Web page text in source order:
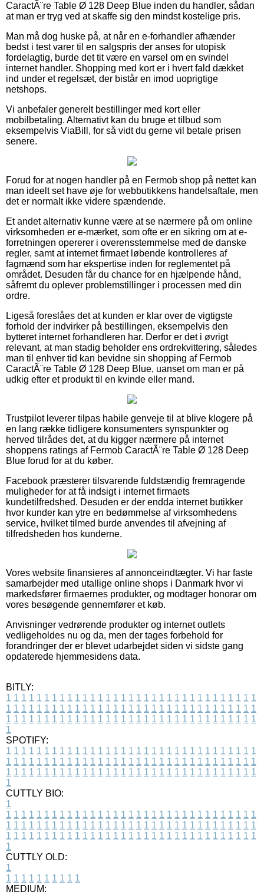
CaractÃ¨re Table Ø 128 Deep Blue inden du handler, sådan
at man er tryg ved at skaffe sig den mindst kostelige pris.
Man må dog huske på, at når en e-forhandler afhænder
bedst i test varer til en salgspris der anses for utopisk
fordelagtig, burde det tit være en varsel om en svindel
internet handler. Shopping med kort er i hvert fald dækket
ind under et regelsæt, der bistår en imod uoprigtige
netshops.
Vi anbefaler generelt bestillinger med kort eller
mobilbetaling. Alternativt kan du bruge et tilbud som
eksempelvis ViaBill, for så vidt du gerne vil betale prisen
senere.
Forud for at nogen handler på en Fermob shop på nettet kan
man ideelt set have øje for webbutikkens handelsaftale, men
det er normalt ikke videre spændende.
Et andet alternativ kunne være at se nærmere på om online
virksomheden er e-mærket, som ofte er en sikring om at e-
forretningen opererer i overensstemmelse med de danske
regler, samt at internet firmaet løbende kontrolleres af
fagmænd som har ekspertise inden for reglementet på
området. Desuden får du chance for en hjælpende hånd,
såfremt du oplever problemstillinger i processen med din
ordre.
Ligeså foreslåes det at kunden er klar over de vigtigste
forhold der indvirker på bestillingen, eksempelvis den
bytteret internet forhandleren har. Derfor er det i øvrigt
relevant, at man stadig beholder ens ordrekvittering, således
man til enhver tid kan bevidne sin shopping af Fermob
CaractÃ¨re Table Ø 128 Deep Blue, uanset om man er på
udkig efter et produkt til en kvinde eller mand.
Trustpilot leverer tilpas habile genveje til at blive klogere på
en lang række tidligere konsumenters synspunkter og
herved tilrådes det, at du kigger nærmere på internet
shoppens ratings af Fermob CaractÃ¨re Table Ø 128 Deep
Blue forud for at du køber.
Facebook præsterer tilsvarende fuldstændig fremragende
muligheder for at få indsigt i internet firmaets
kundetilfredshed. Desuden er der endda internet butikker
hvor kunder kan ytre en bedømmelse af virksomhedens
service, hvilket tilmed burde anvendes til afvejning af
tilfredsheden hos kunderne.
Vores website finansieres af annonceindtægter. Vi har faste
samarbejder med utallige online shops i Danmark hvor vi
markedsfører firmaernes produkter, og modtager honorar om
vores besøgende gennemfører et køb.
Anvisninger vedrørende produkter og internet outlets
vedligeholdes nu og da, men der tages forbehold for
forandringer der er blevet udarbejdet siden vi sidste gang
opdaterede hjemmesidens data.
BITLY:
1 1 1 1 1 1 1 1 1 1 1 1 1 1 1 1 1 1 1 1 1 1 1 1 1 1 1 1 1 1 1 1 1
1 1 1 1 1 1 1 1 1 1 1 1 1 1 1 1 1 1 1 1 1 1 1 1 1 1 1 1 1 1 1 1 1
1 1 1 1 1 1 1 1 1 1 1 1 1 1 1 1 1 1 1 1 1 1 1 1 1 1 1 1 1 1 1 1 1
1
SPOTIFY:
1 1 1 1 1 1 1 1 1 1 1 1 1 1 1 1 1 1 1 1 1 1 1 1 1 1 1 1 1 1 1 1 1
1 1 1 1 1 1 1 1 1 1 1 1 1 1 1 1 1 1 1 1 1 1 1 1 1 1 1 1 1 1 1 1 1
1 1 1 1 1 1 1 1 1 1 1 1 1 1 1 1 1 1 1 1 1 1 1 1 1 1 1 1 1 1 1 1 1
1
CUTTLY BIO:
1
1 1 1 1 1 1 1 1 1 1 1 1 1 1 1 1 1 1 1 1 1 1 1 1 1 1 1 1 1 1 1 1 1
1 1 1 1 1 1 1 1 1 1 1 1 1 1 1 1 1 1 1 1 1 1 1 1 1 1 1 1 1 1 1 1 1
1 1 1 1 1 1 1 1 1 1 1 1 1 1 1 1 1 1 1 1 1 1 1 1 1 1 1 1 1 1 1 1 1
1
CUTTLY OLD:
1
1 1 1 1 1 1 1 1 1 1
MEDIUM: